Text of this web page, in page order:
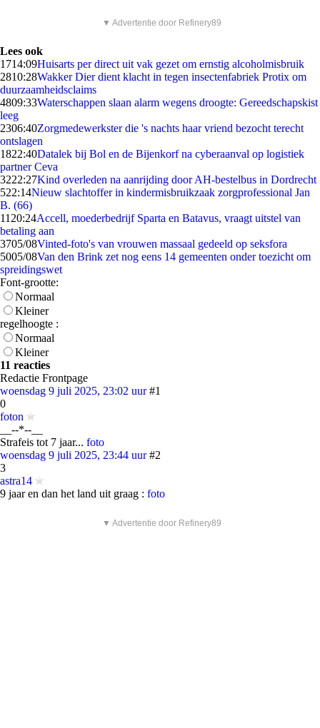
▼ Advertentie door Refinery89
Lees ook
1714:09Huisarts per direct uit vak gezet om ernstig alcoholmisbruik
2810:28Wakker Dier dient klacht in tegen insectenfabriek Protix om
duurzaamheidsclaims
4809:33Waterschappen slaan alarm wegens droogte: Gereedschapskist
leeg
2306:40Zorgmedewerkster die 's nachts haar vriend bezocht terecht
ontslagen
1822:40Datalek bij Bol en de Bijenkorf na cyberaanval op logistiek
partner Ceva
3222:27Kind overleden na aanrijding door AH-bestelbus in Dordrecht
522:14Nieuw slachtoffer in kindermisbruikzaak zorgprofessional Jan
B. (66)
11 20:24Accell, moederbedrijf Sparta en Batavus, vraagt uitstel van
betaling aan
3705/08Vinted-foto's van vrouwen massaal gedeeld op seksfora
5005/08Van den Brink zet nog eens 14 gemeenten onder toezicht om
spreidingswet
Font-grootte:
Normaal
Kleiner
regelhoogte :
Normaal
Kleiner
11 reacties
Redactie Frontpage
woensdag 9 juli 2025, 23:02 uur #1
0
foton
__--*--__
Strafeis tot 7 jaar... foto
woensdag 9 juli 2025, 23:44 uur #2
3
astra14
9 jaar en dan het land uit graag : foto
▼ Advertentie door Refinery89